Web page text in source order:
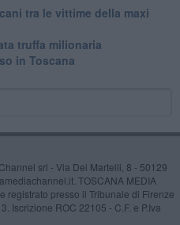
tra le vittime della maxi
truffa milionaria
in Toscana
srl - Via Dei Martelli, 8 - 50129
TOSCANA MEDIA
registrato presso il Tribunale di Firenze
Iscrizione ROC 22105 - C.F. e P.Iva